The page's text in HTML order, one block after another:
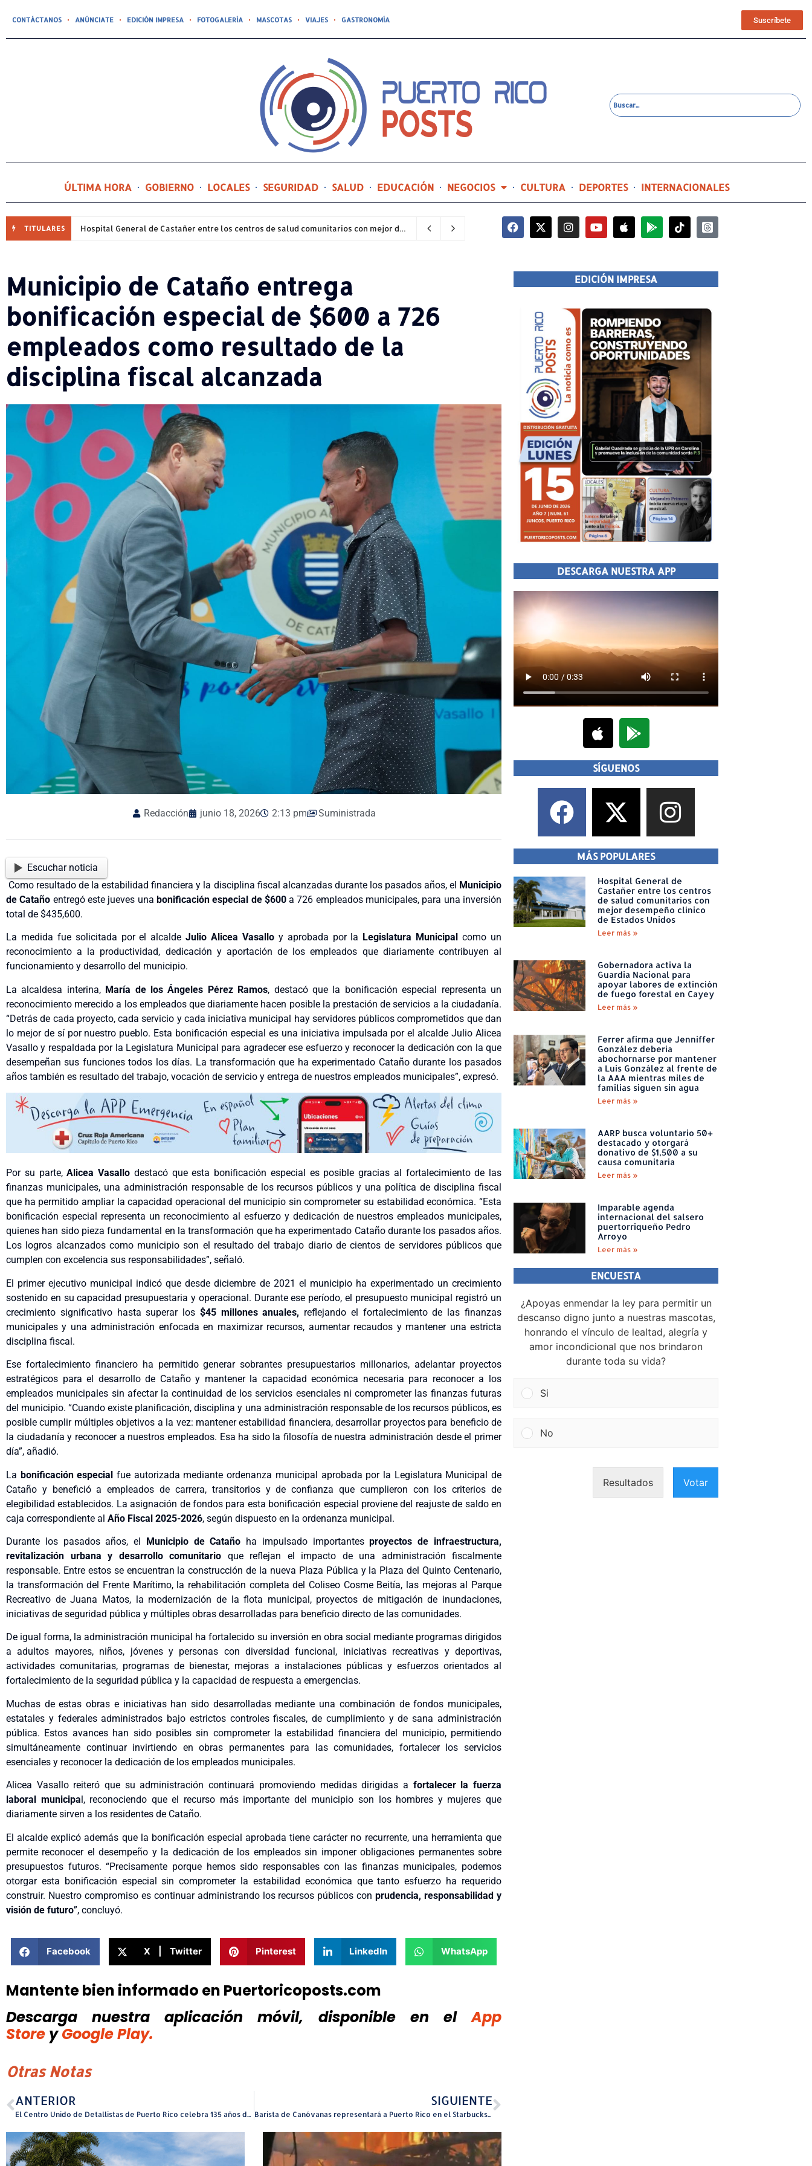
CONTÁCTANOS ANÚNCIATE EDICIÓN IMPRESA FOTOGALERÍA MASCOTAS VIAJES GASTRONOMÍA Suscríbete
ÚLTIMA HORA GOBIERNO LOCALES SEGURIDAD SALUD EDUCACIÓN NEGOCIOS CULTURA DEPORTES INTERNACIONALES
TITULARES Hospital General de Castañer entre los centros de salud comunitarios con mejor desempeño clínico de Estados Unidos 2 días ago
Municipio de Cataño entrega
bonificación especial de $600 a 726
empleados como resultado de la
disciplina fiscal alcanzada
Redacción junio 18, 2026 2:13 pm Suministrada
Escuchar noticia
Como resultado de la estabilidad financiera y la disciplina fiscal alcanzadas durante los pasados años, el Municipio
de Cataño entregó este jueves una bonificación especial de $600a 726 empleados municipales, para una inversión
total de $435,600.
La medida fue solicitada por el alcaldeJulio Alicea Vasalloy aprobada por la Legislatura Municipal
como un
reconocimiento a la productividad, dedicación y aportación de los empleados que diariamente contribuyen al
funcionamiento y desarrollo del municipio.
La alcaldesa interina, María de los Ángeles Pérez Ramos, destacó que la bonificación especial representa un
reconocimiento merecido a los empleados que diariamente hacen posible la prestación de servicios a la ciudadanía.
“Detrás de cada proyecto, cada servicio y cada iniciativa municipal hay servidores públicos comprometidos que dan
lo mejor de sí por nuestro pueblo. Esta bonificación especial es una iniciativa impulsada por el alcalde Julio Alicea
Vasallo y respaldada por la Legislatura Municipal para agradecer ese esfuerzo y reconocer la dedicación con la que
desempeñan sus funciones todos los días. La transformación que ha experimentado Cataño durante los pasados
años también es resultado del trabajo, vocación de servicio y entrega de nuestros empleados municipales”, expresó.
Por su parte,Alicea Vasallo destacó que esta bonificación especial es posible gracias al fortalecimiento de las
finanzas municipales, una administración responsable de los recursos públicos y una política de disciplina fiscal
que ha permitido ampliar la capacidad operacional del municipio sin comprometer su estabilidad económica. “Esta
bonificación especial representa un reconocimiento al esfuerzo y dedicación de nuestros empleados municipales,
quienes han sido pieza fundamental en la transformación que ha experimentado Cataño durante los pasados años.
Los logros alcanzados como municipio son el resultado del trabajo diario de cientos de servidores públicos que
cumplen con excelencia sus responsabilidades”, señaló.
El primer ejecutivo municipal indicó que desde diciembre de 2021 el municipio ha experimentado un crecimiento
sostenido en su capacidad presupuestaria y operacional. Durante ese período, el presupuesto municipal registró un
crecimiento significativo hasta superar los $45 millones anuales, reflejando el fortalecimiento de las finanzas
municipales y una administración enfocada en maximizar recursos, aumentar recaudos y mantener una estricta
disciplina fiscal.
Ese fortalecimiento financiero ha permitido generar sobrantes presupuestarios millonarios, adelantar proyectos
estratégicos para el desarrollo de Cataño y mantener la capacidad económica necesaria para reconocer a los
empleados municipales sin afectar la continuidad de los servicios esenciales ni comprometer las finanzas futuras
del municipio. “Cuando existe planificación, disciplina y una administración responsable de los recursos públicos, es
posible cumplir múltiples objetivos a la vez: mantener estabilidad financiera, desarrollar proyectos para beneficio de
la ciudadanía y reconocer a nuestros empleados. Esa ha sido la filosofía de nuestra administración desde el primer
día”, añadió.
La bonificación especial fue autorizada mediante ordenanza municipal aprobada por la Legislatura Municipal de
Cataño y benefició a empleados de carrera, transitorios y de confianza que cumplieron con los criterios de
elegibilidad establecidos. La asignación de fondos para esta bonificación especial proviene del reajuste de saldo en
caja correspondiente al Año Fiscal 2025-2026, según dispuesto en la ordenanza municipal.
Durante los pasados años, el Municipio de Cataño ha impulsado importantesproyectos de infraestructura,
revitalización urbana y desarrollo comunitario que reflejan el impacto de una administración fiscalmente
responsable. Entre estos se encuentran la construcción de la nueva Plaza Pública y la Plaza del Quinto Centenario,
la transformación del Frente Marítimo, la rehabilitación completa del Coliseo Cosme Beitía, las mejoras al Parque
Recreativo de Juana Matos, la modernización de la flota municipal, proyectos de mitigación de inundaciones,
iniciativas de seguridad pública y múltiples obras desarrolladas para beneficio directo de las comunidades.
De igual forma, la administración municipal ha fortalecido su inversión en obra social mediante programas dirigidos
a adultos mayores, niños, jóvenes y personas con diversidad funcional, iniciativas recreativas y deportivas,
actividades comunitarias, programas de bienestar, mejoras a instalaciones públicas y esfuerzos orientados al
fortalecimiento de la seguridad pública y la capacidad de respuesta a emergencias.
Muchas de estas obras e iniciativas han sido desarrolladas mediante una combinación de fondos municipales,
estatales y federales administrados bajo estrictos controles fiscales, de cumplimiento y de sana administración
pública. Estos avances han sido posibles sin comprometer la estabilidad financiera del municipio, permitiendo
simultáneamente continuar invirtiendo en obras permanentes para las comunidades, fortalecer los servicios
esenciales y reconocer la dedicación de los empleados municipales.
Alicea Vasallo reiteró que su administración continuará promoviendo medidas dirigidas a fortalecer la fuerza
laboral municipal, reconociendo que el recurso más importante del municipio son los hombres y mujeres que
diariamente sirven a los residentes de Cataño.
El alcalde explicó además que la bonificación especial aprobada tiene carácter no recurrente, una herramienta que
permite reconocer el desempeño y la dedicación de los empleados sin imponer obligaciones permanentes sobre
presupuestos futuros. “Precisamente porque hemos sido responsables con las finanzas municipales, podemos
otorgar esta bonificación especial sin comprometer la estabilidad económica que tanto esfuerzo ha requerido
construir. Nuestro compromiso es continuar administrando los recursos públicos conprudencia, responsabilidad y
visión de futuro”, concluyó.
Facebook X | Twitter Pinterest LinkedIn WhatsApp
Mantente bien informado en Puertoricoposts.com
Descarga nuestra aplicación móvil, disponible
en el
App
Store y Google Play.
Otras Notas
ANTERIOR
El Centro Unido de Detallistas de Puerto Rico celebra 135 años de historia
SIGUIENTE
Barista de Canóvanas representará a Puerto Rico en el Starbucks LAC Barista Championship en Costa Rica, que reúne al mejor talento cafetero de la región
EDICIÓN IMPRESA
DESCARGA NUESTRA APP
SÍGUENOS
MÁS POPULARES
Hospital General de
Castañer entre los centros
de salud comunitarios con
mejor desempeño clínico
de Estados Unidos
Leer más »
Gobernadora activa la
Guardia Nacional para
apoyar labores de extinción
de fuego forestal en Cayey
Leer más »
Ferrer afirma que Jenniffer
González debería
abochornarse por mantener
a Luis González al frente de
la AAA mientras miles de
familias siguen sin agua
Leer más »
AARP busca voluntario 50+
destacado y otorgará
donativo de $1,500 a su
causa comunitaria
Leer más »
Imparable agenda
internacional del salsero
puertorriqueño Pedro
Arroyo
Leer más »
ENCUESTA
¿Apoyas enmendar la ley para permitir un
descanso digno junto a nuestras mascotas,
honrando el vínculo de lealtad, alegría y
amor incondicional que nos brindaron
durante toda su vida?
Si
No
Resultados Votar